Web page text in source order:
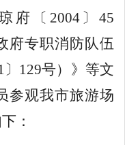
府〔 2004〕45
府专职消防队伍
〕 129号） 》等文
参观我市旅游场
：